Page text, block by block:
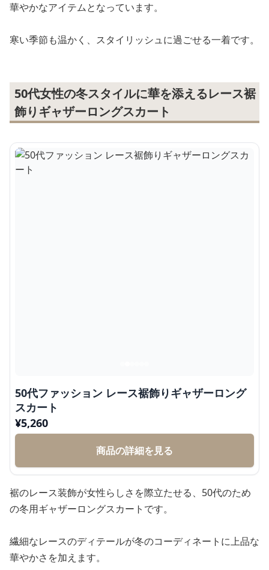
華やかなアイテムとなっています。
寒い季節も温かく、スタイリッシュに過ごせる一着です。
50代女性の冬スタイルに華を添えるレース裾
飾りギャザーロングスカート
50代ファッション レース裾飾りギャザーロング
スカート
¥5,260
商品の詳細を見る
裾のレース装飾が女性らしさを際立たせる、50代のため
の冬用ギャザーロングスカートです。
繊細なレースのディテールが冬のコーディネートに上品な
華やかさを加えます。